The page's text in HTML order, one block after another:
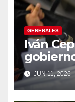
GENERALES
Iván
énfasis
JUN 11, 2026